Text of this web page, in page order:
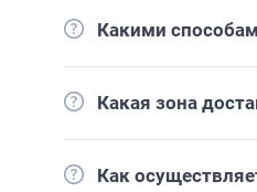
Какими
Какая зона
Как